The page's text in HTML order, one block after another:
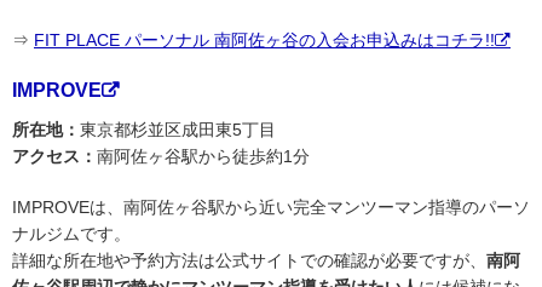
⇒ FIT PLACE パーソナル 南阿佐ヶ谷の入会お申込みはコチラ!!
IMPROVE
所在地： 東京都杉並区成田東5丁目
アクセス： 南阿佐ヶ谷駅から徒歩約1分
IMPROVEは、南阿佐ヶ谷駅から近い完全マンツーマン指導のパーソ
ナルジムです。
詳細な所在地や予約方法は公式サイトでの確認が必要ですが、 南阿